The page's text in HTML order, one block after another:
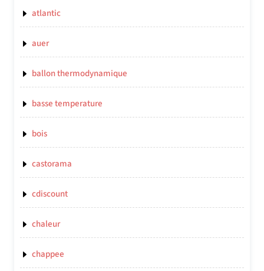
atlantic
auer
ballon thermodynamique
basse temperature
bois
castorama
cdiscount
chaleur
chappee